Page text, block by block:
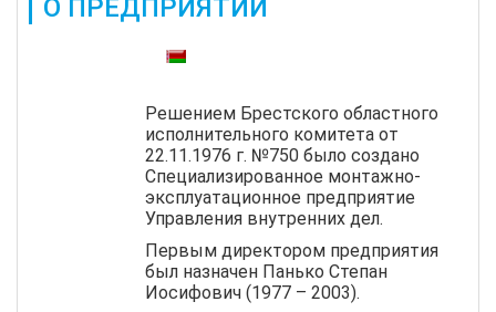
О ПРЕДПРИЯТИИ
Также доступны:
Решением Брестского областного
исполнительного комитета от
22.11.1976 г. №750 было создано
Специализированное монтажно-
эксплуатационное предприятие
Управления внутренних дел.
Первым директором предприятия
был назначен Панько Степан
Иосифович (1977 – 2003).